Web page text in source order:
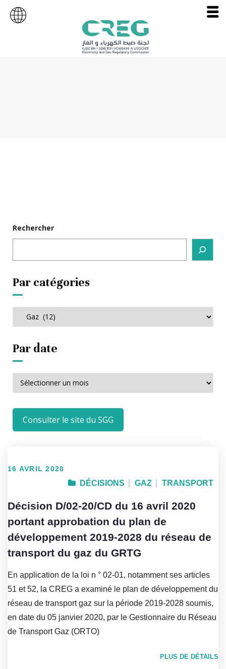
16 AVRIL 2020
DÉCISIONS GAZ TRANSPORT
Décision D/02-20/CD du 16 avril 2020
portant approbation du plan de
développement 2019-2028 du réseau de
transport du gaz du GRTG
En application de la loi n ° 02-01, notamment ses articles
51 et 52, la CREG a examiné le plan de développement du
réseau de transport gaz sur la période 2019-2028 soumis,
en date du 05 janvier 2020, par le Gestionnaire du Réseau
de Transport Gaz (ORTO)
PLUS DE DÉTAILS
Rechercher
Par catégories
catégories
Par date
Par
date
Consulter le site du SGG